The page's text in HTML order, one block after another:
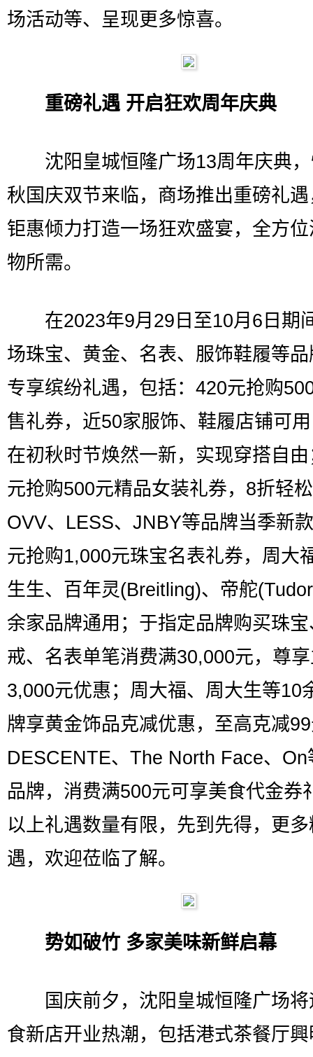
场活动等、呈现更多惊喜。
重磅礼遇 开启狂欢周年庆典
沈阳皇城恒隆广场13周年庆典，
秋国庆双节来临，商场推出重磅礼
钜惠倾力打造一场狂欢盛宴，全方
物所需。
在2023年9月29日至10月6日期
场珠宝、黄金、名表、服饰鞋履等
专享缤纷礼遇，包括：420元抢购
售礼券，近50家服饰、鞋履店铺可
在初秋时节焕然一新，实现穿搭自
元抢购500元精品女装礼券，8折轻
OVV、LESS、JNBY等品牌当季新
元抢购1,000元珠宝名表礼券，周大
生生、百年灵(Breitling)、帝舵
余家品牌通用；于指定品牌购买珠
戒、名表单笔消费满30,000元，尊
3,000元优惠；周大福、周大生等10
牌享黄金饰品克减优惠，至高克减
DESCENTE、The North Face、On
品牌，消费满500元可享美食代金券
以上礼遇数量有限，先到先得，更
遇，欢迎莅临了解。
势如破竹 多家美味新鲜启幕
国庆前夕，沈阳皇城恒隆广场将
食新店开业热潮，包括港式茶餐厅